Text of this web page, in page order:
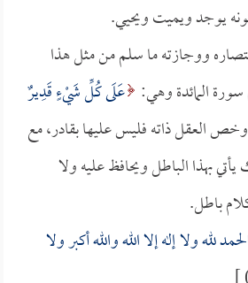
يوجد ويميت ويحيي.
ووجازته ما سلم من مثل هذا
المائدة وهي: عَلَى كُلِّ شَيْءٍ قَدِيرٌ
قال: وخص العقل ذاته فليس عليها بقادر، مع
بهذا الباطل ويحافظ عليه ولا
باطل.
لله ولا إله إلا الله والله أكبر ولا